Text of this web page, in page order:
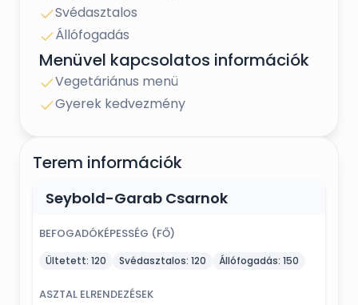
Svédasztalos
Állófogadás
Menüvel kapcsolatos információk
Vegetáriánus menü
Gyerek kedvezmény
Terem információk
Seybold-Garab Csarnok
BEFOGADÓKÉPESSÉG (FŐ)
Ültetett: 120 Svédasztalos: 120 Állófogadás: 150
ASZTAL ELRENDEZÉSEK